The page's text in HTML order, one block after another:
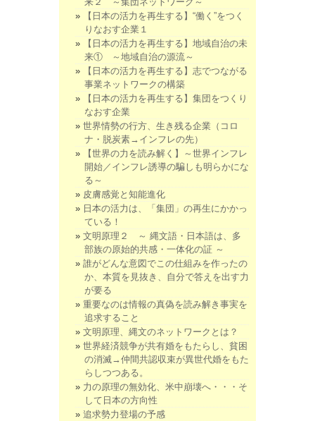
【日本の活力を再生する】“働く”をつく
りなおす企業１
【日本の活力を再生する】地域自治の未
来① ～地域自治の源流～
【日本の活力を再生する】志でつながる
事業ネットワークの構築
【日本の活力を再生する】集団をつくり
なおす企業
世界情勢の行方、生き残る企業（コロ
ナ・脱炭素→インフレの先）
【世界の力を読み解く】～世界インフレ
開始／インフレ誘導の騙しも明らかにな
る～
皮膚感覚と知能進化
日本の活力は、「集団」の再生にかかっ
ている！
文明原理２ ～ 縄文語・日本語は、多
部族の原始的共感・一体化の証 ～
誰がどんな意図でこの仕組みを作ったの
か、本質を見抜き、自分で答えを出す力
が要る
重要なのは情報の真偽を読み解き事実を
追求すること
文明原理、縄文のネットワークとは？
世界経済競争が共有婚をもたらし、貧困
の消滅→仲間共認収束が異世代婚をもた
らしつつある。
力の原理の無効化、米中崩壊へ・・・そ
して日本の方向性
追求勢力登場の予感